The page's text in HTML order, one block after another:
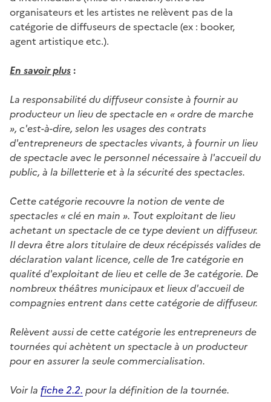
organisateurs et les artistes ne relèvent pas de la
catégorie de diffuseurs de spectacle (ex : booker,
agent artistique etc.).
En savoir plus:
La responsabilité du diffuseur consiste à fournir au
producteur un lieu de spectacle en « ordre de marche
», c'est-à-dire, selon les usages des contrats
d'entrepreneurs de spectacles vivants, à fournir un lieu
de spectacle avec le personnel nécessaire à l'accueil du
public, à la billetterie et à la sécurité des spectacles.
Cette catégorie recouvre la notion de vente de
spectacles « clé en main ». Tout exploitant de lieu
achetant un spectacle de ce type devient un diffuseur.
Il devra être alors titulaire de deux récépissés valides de
déclaration valant licence, celle de 1re catégorie en
qualité d'exploitant de lieu et celle de 3e catégorie. De
nombreux théâtres municipaux et lieux d'accueil de
compagnies entrent dans cette catégorie de diffuseur.
Relèvent aussi de cette catégorie les entrepreneurs de
tournées qui achètent un spectacle à un producteur
pour en assurer la seule commercialisation.
Voir la fiche 2.2. pour la définition de la tournée.